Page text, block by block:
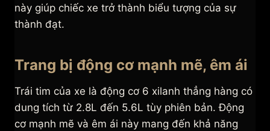
này giúp chiếc xe trở thành biểu tượng của sự
thành đạt.
Trang bị động cơ mạnh mẽ, êm ái
Trái tim của xe là động cơ 6 xilanh thẳng hàng có
dung tích từ 2.8L đến 5.6L tùy phiên bản. Động
cơ mạnh mẽ và êm ái này mang đến khả năng